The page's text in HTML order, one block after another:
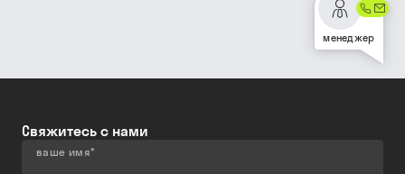
менеджер
Свяжитесь с нами
ваше имя*